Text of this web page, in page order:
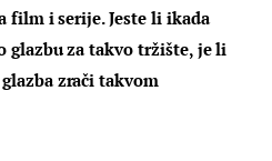
film i serije. Jeste li ikada
za takvo tržište, je li
zrači takvom